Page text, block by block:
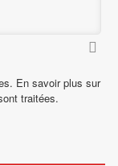
En savoir plus sur
traitées.